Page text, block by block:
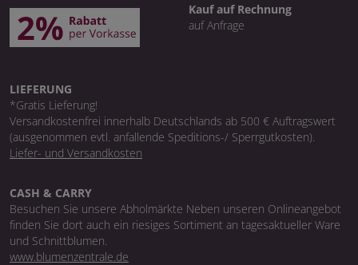
Kauf auf Rechnung
auf Anfrage
LIEFERUNG
*Gratis Lieferung!
Versandkostenfrei innerhalb Deutschlands ab 500 € Auftragswert
(ausgenommen evtl. anfallende Speditions-/ Sperrgutkosten).
Liefer- und Versandkosten
CASH & CARRY
Besuchen Sie unsere Abholmärkte Neben unseren Onlineangebot
finden Sie dort auch ein riesiges Sortiment an tagesaktueller Ware
und Schnittblumen.
www.blumenzentrale.de